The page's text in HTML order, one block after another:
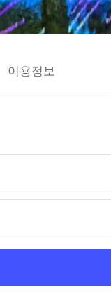
이용정보